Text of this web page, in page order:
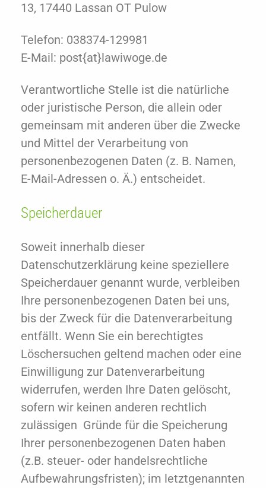
13, 17440 Lassan OT Pulow
Telefon: 038374-129981
E-Mail: post{at}lawiwoge.de
Verantwortliche Stelle ist die natürliche
oder juristische Person, die allein oder
gemeinsam mit anderen über die Zwecke
und Mittel der Verarbeitung von
personenbezogenen Daten (z. B. Namen,
E-Mail-Adressen o. Ä.) entscheidet.
Speicherdauer
Soweit innerhalb dieser
Datenschutzerklärung keine speziellere
Speicherdauer genannt wurde, verbleiben
Ihre personenbezogenen Daten bei uns,
bis der Zweck für die Datenverarbeitung
entfällt. Wenn Sie ein berechtigtes
Löschersuchen geltend machen oder eine
Einwilligung zur Datenverarbeitung
widerrufen, werden Ihre Daten gelöscht,
sofern wir keinen anderen rechtlich
zulässigen Gründe für die Speicherung
Ihrer personenbezogenen Daten haben
(z.B. steuer- oder handelsrechtliche
Aufbewahrungsfristen); im letztgenannten